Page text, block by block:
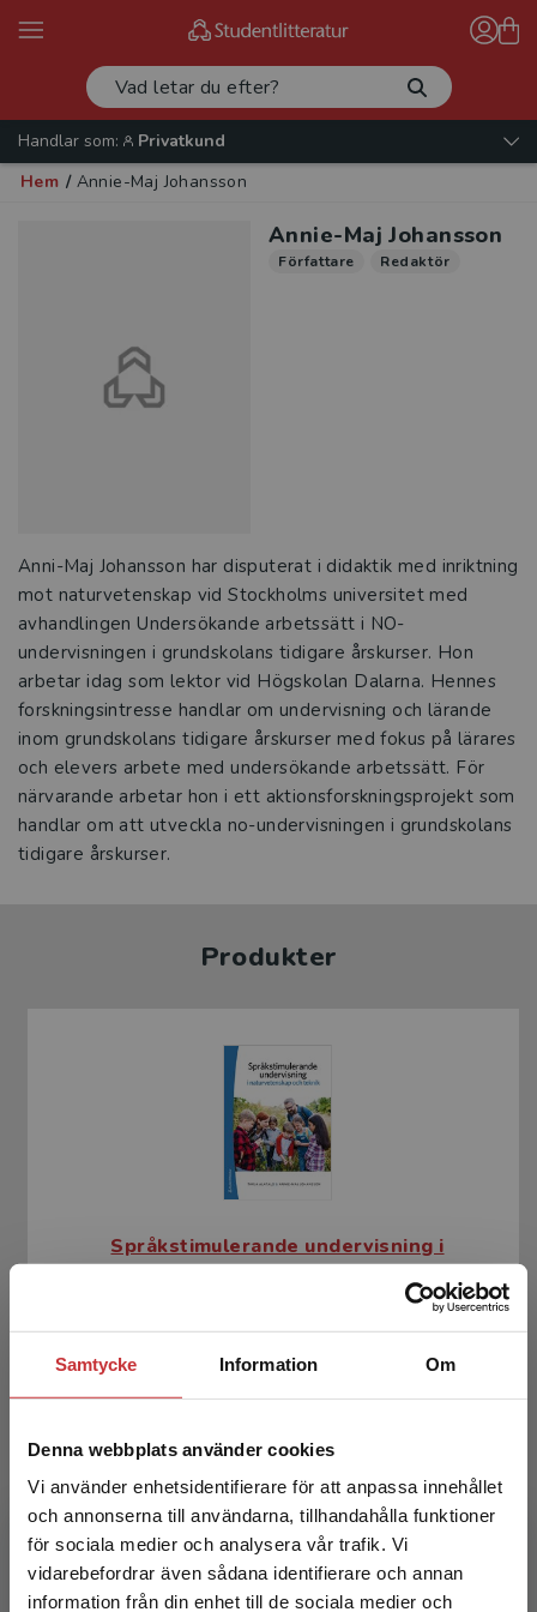
Samtycke Information Om
Denna webbplats använder cookies
Vi använder enhetsidentifierare för att anpassa innehållet
och annonserna till användarna, tillhandahålla funktioner
för sociala medier och analysera vår trafik. Vi
vidarebefordrar även sådana identifierare och annan
information från din enhet till de sociala medier och
Begränsad fraktregion
Handlar som:
Privatkund
Hem / Annie-Maj Johansson
Annie-Maj Johansson
Författare Redaktör
Anni-Maj Johansson har disputerat i didaktik med inriktning
mot naturvetenskap vid Stockholms universitet med
avhandlingen Under­sökande arbetssätt i NO-
undervisningen i grundskolans tidigare årskurser. Hon
arbetar idag som lektor vid Högskolan Dalarna. Hennes
forskningsintresse handlar om undervisning och lärande
inom grundskolans tidigare års­kurser med fokus på lärares
och elevers arbete med undersökande arbetssätt. För
närvarande arbetar hon i ett aktionsforskningsprojekt som
handlar om att utveckla no-undervisningen i grundskolans
tidigare årskurser.
Produkter
Språkstimulerande undervisning i
naturvetenskap och teknik
Alatalo, T - Johansson, A-M
288 krinkl. moms
Exkl. moms: 272 kr